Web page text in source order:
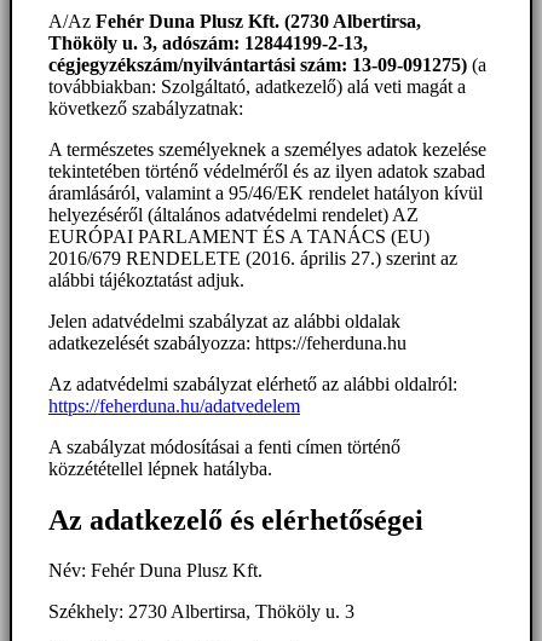
A/Az Fehér Duna Plusz Kft. (2730 Albertirsa,
Thököly u. 3, adószám: 12844199-2-13,
cégjegyzékszám/nyilvántartási szám: 13-09-091275) (a
továbbiakban: Szolgáltató, adatkezelő) alá veti magát a
következő szabályzatnak:
A természetes személyeknek a személyes adatok kezelése
tekintetében történő védelméről és az ilyen adatok szabad
áramlásáról, valamint a 95/46/EK rendelet hatályon kívül
helyezéséről (általános adatvédelmi rendelet) AZ
EURÓPAI PARLAMENT ÉS A TANÁCS (EU)
2016/679 RENDELETE (2016. április 27.) szerint az
alábbi tájékoztatást adjuk.
Jelen adatvédelmi szabályzat az alábbi oldalak
adatkezelését szabályozza: https://feherduna.hu
Az adatvédelmi szabályzat elérhető az alábbi oldalról:
https://feherduna.hu/adatvedelem
A szabályzat módosításai a fenti címen történő
közzététellel lépnek hatályba.
Az adatkezelő és elérhetőségei
Név: Fehér Duna Plusz Kft.
Székhely: 2730 Albertirsa, Thököly u. 3